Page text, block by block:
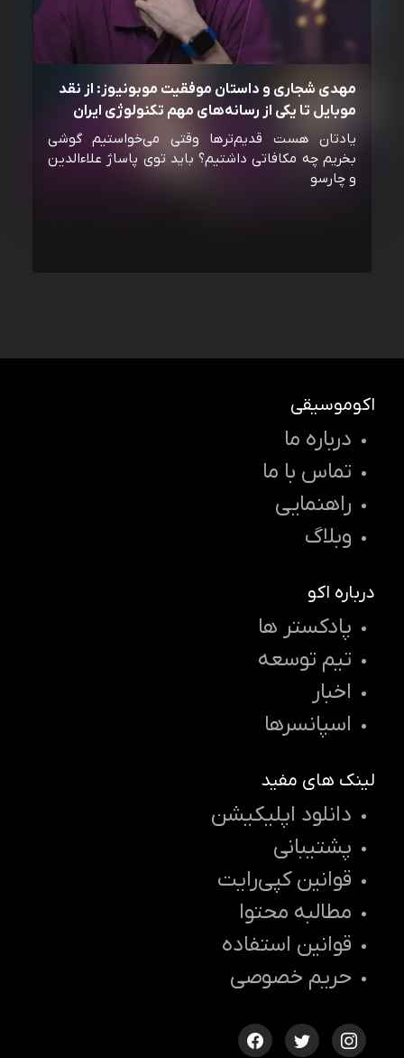
مهدی شجاری و داستان موفقیت موبونیوز: از نقد
موبایل تا یکی از رسانه‌‌های مهم تکنولوژی ایران
یادتان هست قدیم‌ترها وقتی می‌خواستیم گوشی
بخریم چه مکافاتی داشتیم؟ باید توی پاساژ علاءالدین
و چارسو
اکوموسیقی
درباره ما
تماس با ما
راهنمایی
وبلاگ
درباره اکو
پادکستر ها
تیم توسعه
اخبار
اسپانسرها
لینک های مفید
دانلود اپلیکیشن
پشتیبانی
قوانین کپی‌رایت
مطالبه محتوا
قوانین استفاده
حریم خصوصی